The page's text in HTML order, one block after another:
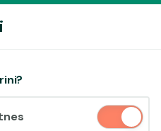
veidu sīkdatnes: obligāti
un statistikas, reklāmas.